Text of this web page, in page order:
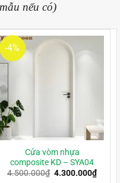
nếu có)
-4%
Cửa vòm nhựa
composite KD – SYA04
4.500.000₫ Giá
4.300.000₫Giá
hiện